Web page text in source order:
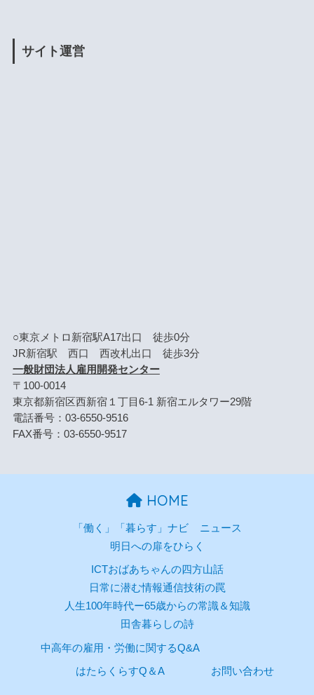
サイト運営
○東京メトロ新宿駅A17出口 徒歩0分
JR新宿駅 西口 西改札出口 徒歩3分
一般財団法人雇用開発センター
〒100-0014
東京都新宿区西新宿１丁目6-1 新宿エルタワー29階
電話番号：03-6550-9516
FAX番号：03-6550-9517
HOME
「働く」「暮らす」ナビ
ニュース
明日への扉をひらく
ICTおばあちゃんの四方山話
日常に潜む情報通信技術の罠
人生100年時代ー65歳からの常識＆知識
田舎暮らしの詩
中高年の雇用・労働に関するQ&A
はたらくらすQ＆A お問い合わせ